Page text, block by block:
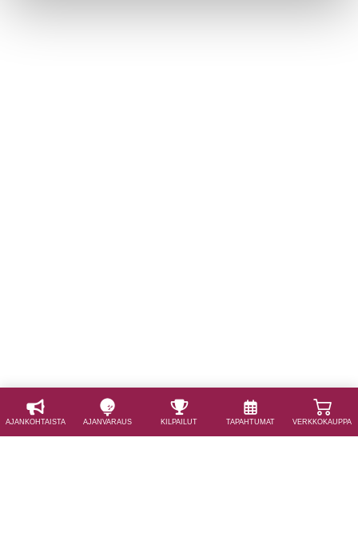
AJAN­KOHTAISTA AJAN­VARAUS KILPAILUT TAPAHTUMAT VERKKOKAUPPA